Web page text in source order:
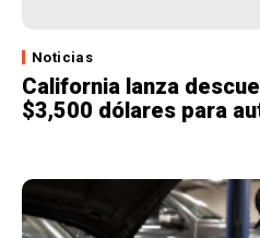
Noticias
California lanza
$3,500 dólares para